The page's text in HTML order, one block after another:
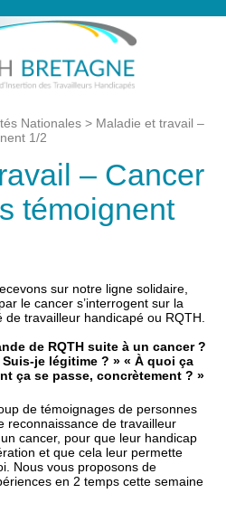
Nationales > Maladie et travail –
1/2
– Cancer
témoignent
sur notre ligne solidaire,
le cancer s’interrogent sur la
travailleur handicapé ou RQTH.
de RQTH suite à un cancer ?
je légitime ? » « À quoi ça
ça se passe, concrètement ? »
de témoignages de personnes
reconnaissance de travailleur
cancer, pour que leur handicap
et que cela leur permette
Nous vous proposons de
en 2 temps cette semaine